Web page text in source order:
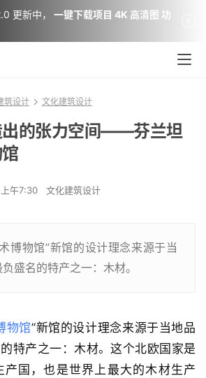
筑设计 文化建筑设计
出的张力空间——芬兰坦
午7:30 文化建筑设计
博物馆”新馆的设计理念来源于当
盛名的特产之一：木材。
物馆”新馆的设计理念来源于当地品
特产之一：木材。这个北欧国家是
产国，也是世界上最大的木材生产
更新中，
一键下载项目 4K 高清图 功